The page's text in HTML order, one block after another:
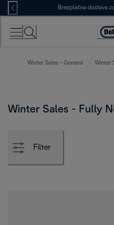
Skip
to
Content
Brezplačna dostava
Winter Sales - General Winter
Winter Sales - Fully
Filter